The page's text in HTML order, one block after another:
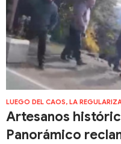
LUEGO DEL CAOS, LA
Artesanos
Panorámico